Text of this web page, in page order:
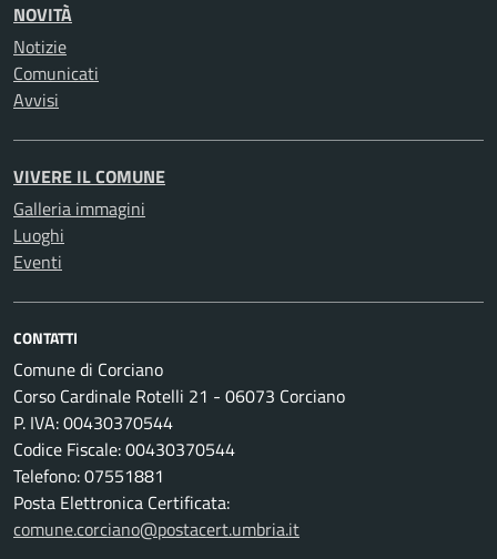
NOVITÀ
Notizie
Comunicati
Avvisi
VIVERE IL COMUNE
Galleria immagini
Luoghi
Eventi
CONTATTI
Comune di Corciano
Corso Cardinale Rotelli 21 - 06073 Corciano
P. IVA: 00430370544
Codice Fiscale: 00430370544
Telefono: 07551881
Posta Elettronica Certificata:
comune.corciano@postacert.umbria.it